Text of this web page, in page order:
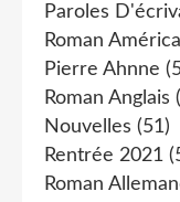
Paroles
Roman
Pierre Ahnne
Roman Anglais
Nouvelles (51)
Rentrée 2021
Roman